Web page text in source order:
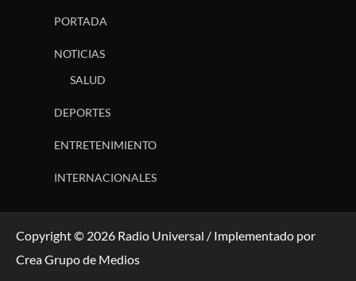
PORTADA
NOTICIAS
SALUD
DEPORTES
ENTRETENIMIENTO
INTERNACIONALES
Copyright © 2026 Radio Universal / Implementado por
Crea Grupo de Medios